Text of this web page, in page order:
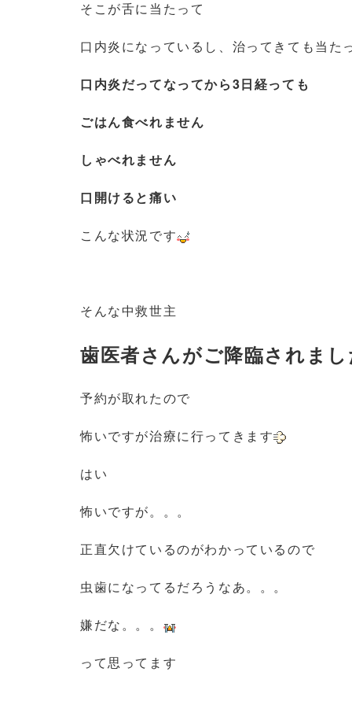
そこが舌に当たって
口内炎になっているし、治ってきても当た
口内炎だってなってから3日経っても
ごはん食べれません
しゃべれません
口開けると痛い
こんな状況です
そんな中救世主
歯医者さんがご降臨されま
予約が取れたので
怖いですが治療に行ってきます
はい
怖いですが。。。
正直欠けているのがわかっているので
虫歯になってるだろうなあ。。。
嫌だな。。。
って思ってます